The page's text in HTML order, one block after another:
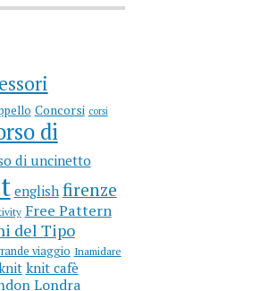
Concorsi corsi
di
di uncinetto
english firenze
Free Pattern
del Tipo
viaggio Inamidare
knit cafè
Londra